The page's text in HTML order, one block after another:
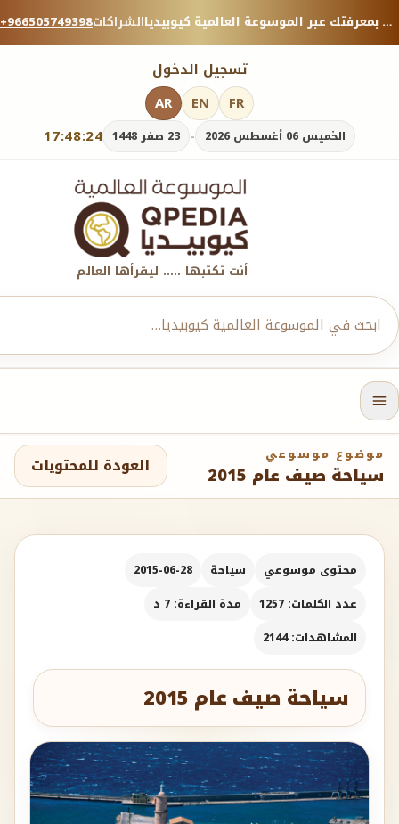
+966505749398الشراكات منصة معرفية موثوقة — شارك بمعرفتك عبر الموسوعة العالمية كيوبيديا.
تسجيل الدخول
17:48:26 الخميس 06 أغسطس 2026 - 23 صفر 1448
AR EN FR
أنت تكتبها ..... ليقرأها العالم
موضوع موسوعي
سياحة صيف عام 2015 العودة للمحتويات
محتوى موسوعي سياحة
2015-06-28
عدد الكلمات: 1257
مدة القراءة: 7 د
المشاهدات: 2144
سياحة صيف عام 2015